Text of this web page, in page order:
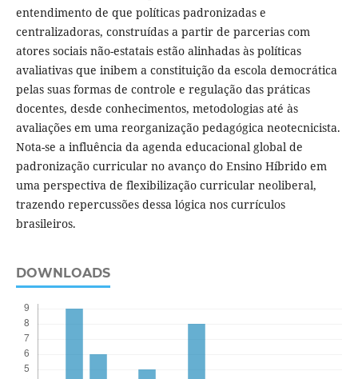
entendimento de que políticas padronizadas e
centralizadoras, construídas a partir de parcerias com
atores sociais não-estatais estão alinhadas às políticas
avaliativas que inibem a constituição da escola democrática
pelas suas formas de controle e regulação das práticas
docentes, desde conhecimentos, metodologias até às
avaliações em uma reorganização pedagógica neotecnicista.
Nota-se a influência da agenda educacional global de
padronização curricular no avanço do Ensino Híbrido em
uma perspectiva de flexibilização curricular neoliberal,
trazendo repercussões dessa lógica nos currículos
brasileiros.
DOWNLOADS